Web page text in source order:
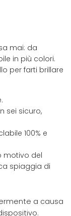
mai: da
in più colori.
per farti brillare
sei sicuro,
100% e
motivo del
spiaggia di
a causa